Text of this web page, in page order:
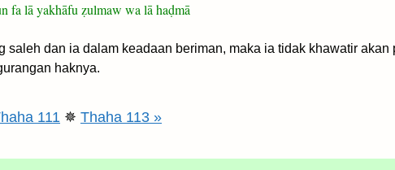
fa lā yakhāfu ẓulmaw wa lā haḍmā
saleh dan ia dalam keadaan beriman, maka ia tidak khawatir akan
haknya.
111 ✵ Thaha 113 »